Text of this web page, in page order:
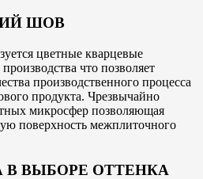
ШОВ
цветные кварцевые
что позволяет
производственного процесса
продукта. Чрезвычайно
микросфер позволяющая
поверхность межплиточного
В ВЫБОРЕ ОТТЕНКА